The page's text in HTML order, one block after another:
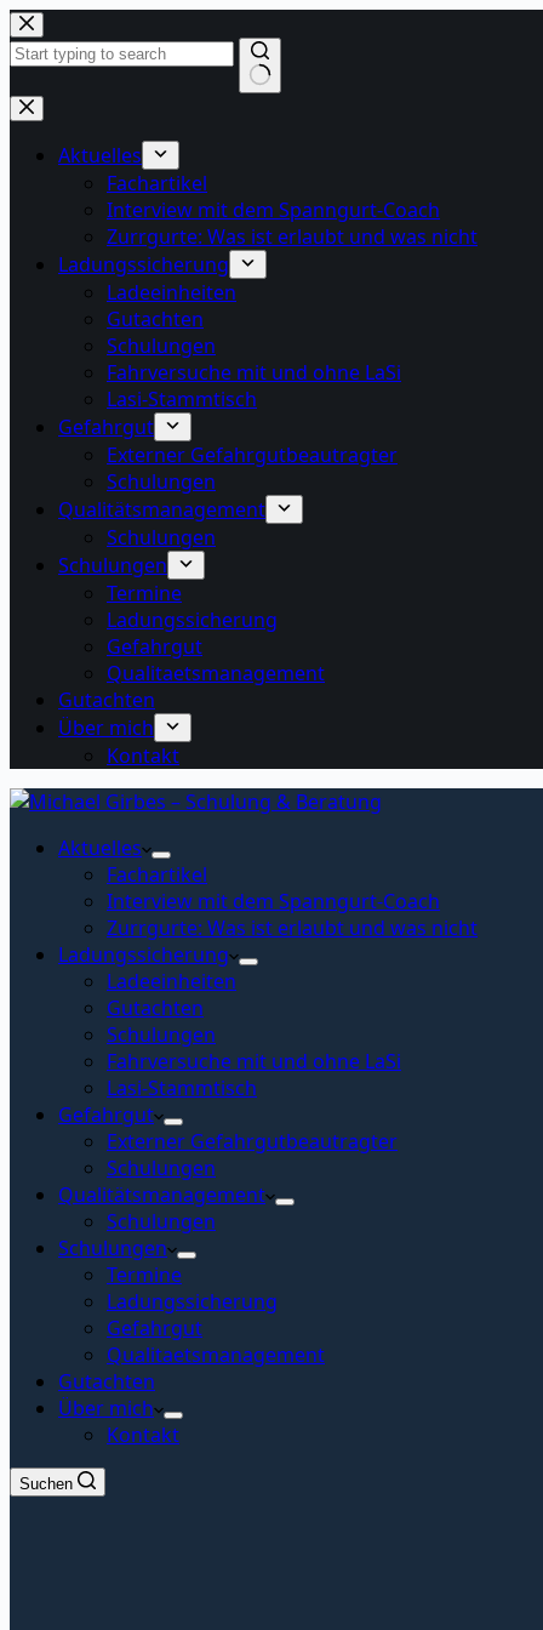
Zum
Inhalt
springen
Keine
Aktuelles
Fachartikel
Interview mit dem Spanngurt-Coach
Zurrgurte: Was ist erlaubt und was nicht
Ladungssicherung
Ladeeinheiten
Gutachten
Schulungen
Fahrversuche mit und ohne LaSi
Lasi-Stammtisch
Gefahrgut
Externer Gefahrgutbeautragter
Schulungen
Qualitätsmanagement
Schulungen
Schulungen
Termine
Ladungssicherung
Gefahrgut
Qualitaetsmanagement
Gutachten
Über mich
Kontakt
Aktuelles
Fachartikel
Interview mit dem Spanngurt-Coach
Zurrgurte: Was ist erlaubt und was nicht
Ladungssicherung
Ladeeinheiten
Gutachten
Schulungen
Fahrversuche mit und ohne LaSi
Lasi-Stammtisch
Gefahrgut
Externer Gefahrgutbeautragter
Schulungen
Qualitätsmanagement
Schulungen
Schulungen
Termine
Ladungssicherung
Gefahrgut
Qualitaetsmanagement
Gutachten
Über mich
Kontakt
Suchen